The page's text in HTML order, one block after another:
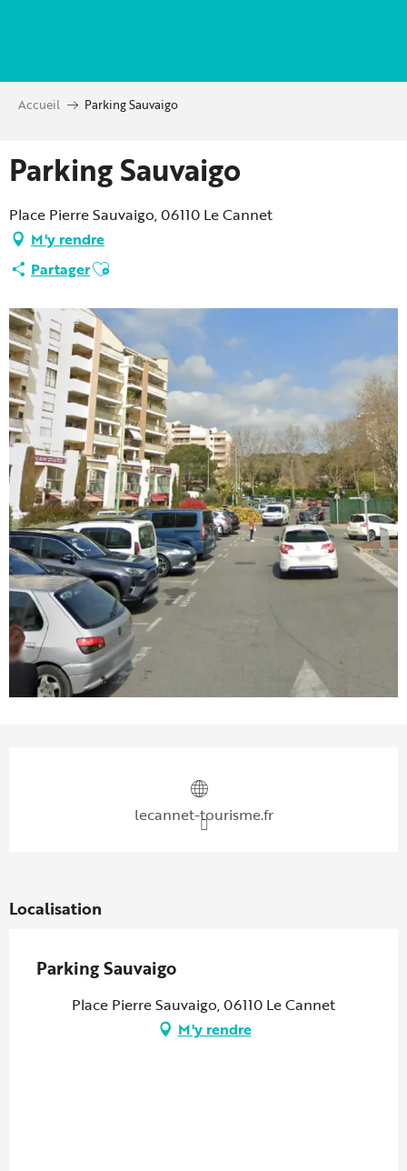
principal
Accueil Parking Sauvaigo
Parking Sauvaigo
Place Pierre Sauvaigo, 06110 Le Cannet
M'y rendre
PartagerAjouter aux favoris
lecannet-tourisme.fr
Localisation
Parking Sauvaigo
Place Pierre Sauvaigo, 06110 Le Cannet
M'y rendre